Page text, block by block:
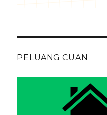
PELUANG CUAN